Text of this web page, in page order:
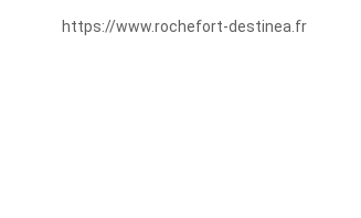
https://www.rochefort-destinea.fr